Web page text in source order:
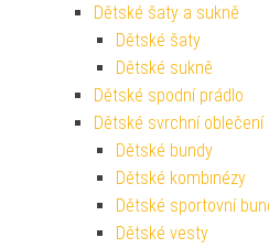
Dětské šaty a sukně
Dětské šaty
Dětské sukně
Dětské spodní prádlo
Dětské svrchní oblečení
Dětské bundy
Dětské kombinézy
Dětské sportovní
Dětské vesty